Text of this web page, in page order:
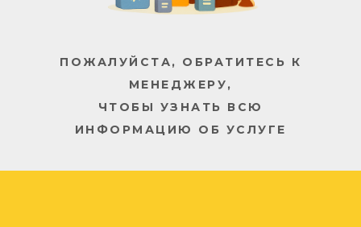
ПОЖАЛУЙСТА, ОБРАТИТЕСЬ К
МЕНЕДЖЕРУ,
ЧТОБЫ УЗНАТЬ ВСЮ
ИНФОРМАЦИЮ ОБ УСЛУГЕ